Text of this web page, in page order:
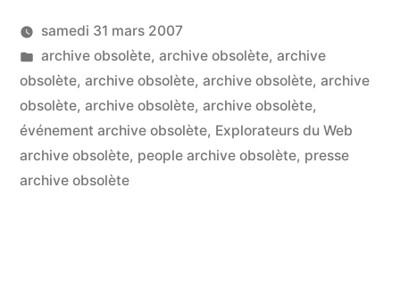
les
outils
communautaires
au
Publié
par
LucL
samedi 31 mars 2007
Publié
dans
archive obsolète, archive obsolète, archive
obsolète, archive obsolète, archive obsolète, archive
obsolète, archive obsolète, archive obsolète,
événement archive obsolète, Explorateurs du Web
archive obsolète, people archive obsolète, presse
archive obsolète